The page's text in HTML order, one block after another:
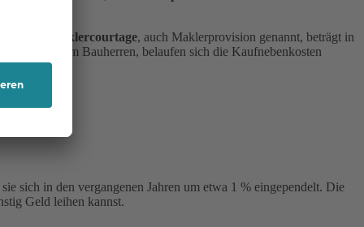
Maklercourtage, auch Maklerprovision genannt, beträgt in
direkt vom Bauherren, belaufen sich die Kaufnebenkosten
sich in den vergangenen Jahren um etwa 1 % eingependelt. Die
Geld leihen kannst.